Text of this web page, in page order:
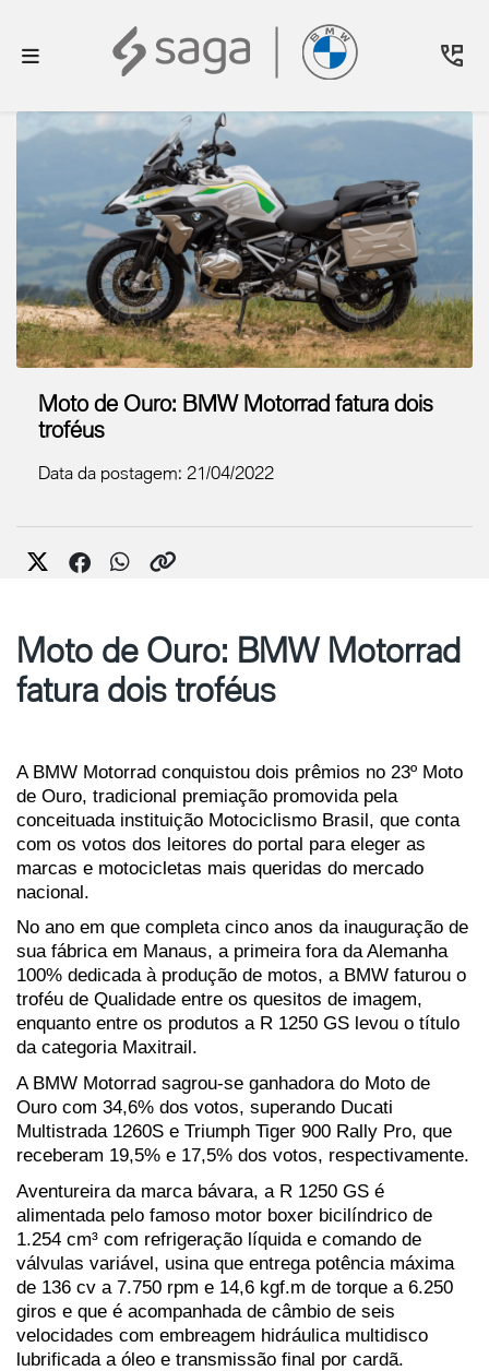
Moto de Ouro: BMW Motorrad fatura dois
troféus
Data da postagem: 21/04/2022
Moto de Ouro: BMW Motorrad
fatura dois troféus
A BMW Motorrad conquistou dois prêmios no 23º Moto
de Ouro, tradicional premiação promovida pela
conceituada instituição Motociclismo Brasil, que conta
com os votos dos leitores do portal para eleger as
marcas e motocicletas mais queridas do mercado
nacional.
No ano em que completa cinco anos da inauguração de
sua fábrica em Manaus, a primeira fora da Alemanha
100% dedicada à produção de motos, a BMW faturou o
troféu de Qualidade entre os quesitos de imagem,
enquanto entre os produtos a R 1250 GS levou o título
da categoria Maxitrail.
A BMW Motorrad sagrou-se ganhadora do Moto de
Ouro com 34,6% dos votos, superando Ducati
Multistrada 1260S e Triumph Tiger 900 Rally Pro, que
receberam 19,5% e 17,5% dos votos, respectivamente.
Aventureira da marca bávara, a R 1250 GS é
alimentada pelo famoso motor boxer bicilíndrico de
1.254 cm³ com refrigeração líquida e comando de
válvulas variável, usina que entrega potência máxima
de 136 cv a 7.750 rpm e 14,6 kgf.m de torque a 6.250
giros e que é acompanhada de câmbio de seis
velocidades com embreagem hidráulica multidisco
lubrificada a óleo e transmissão final por cardã.